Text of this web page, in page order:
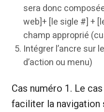
sera donc
web]+ [le sigle #] +
champ approprié
Intégrer l’ancre sur
d’action ou menu)
Cas numéro 1. Le
faciliter la navigation